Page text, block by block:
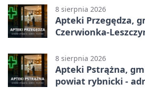
otwarcia
8 sierpnia 2026
Apteki Przegędza,
Czerwionka-
otwarcia
8 sierpnia 2026
Apteki Pstrążna,
powiat rybnicki -